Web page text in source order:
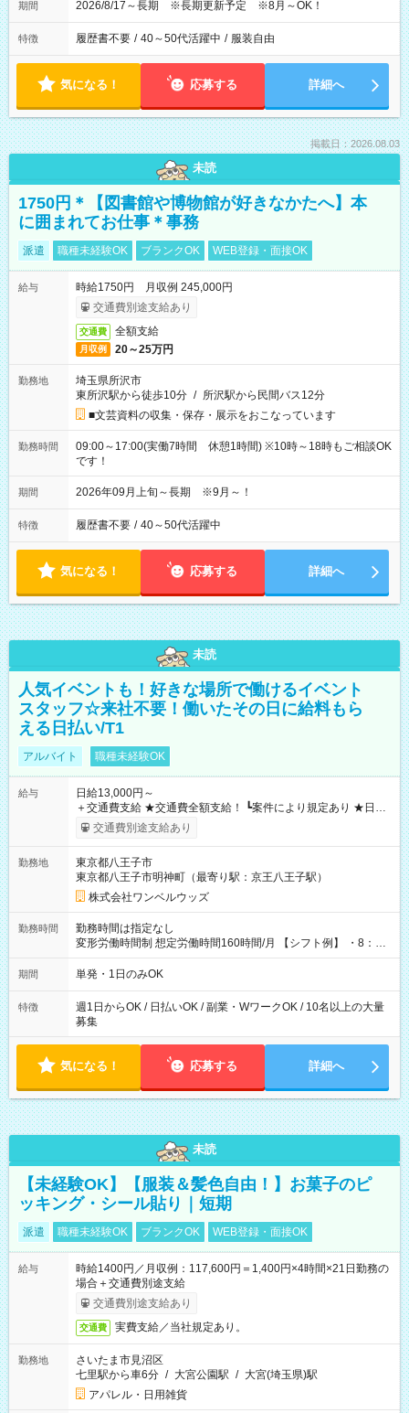
期間 2026/8/17～長期 ※長期更新予定 ※8月～OK！
特徴 履歴書不要 / 40～50代活躍中 / 服装自由
気になる！ 応募する 詳細へ
掲載日：2026.08.03
未読
1750円＊【図書館や博物館が好きなかたへ】本
に囲まれてお仕事＊事務
派遣 職種未経験OK ブランクOK WEB登録・面接OK
給与
時給1750円 月収例 245,000円
交通費別途支給あり
交通費 全額支給
月収例 20～25万円
勤務地
埼玉県所沢市
東所沢駅から徒歩10分 / 所沢駅から民間バス12分
■文芸資料の収集・保存・展示をおこなっています
勤務時間
09:00～17:00(実働7時間 休憩1時間) ※10時～18時もご相談OK
です！
期間 2026年09月上旬～長期 ※9月～！
特徴 履歴書不要 / 40～50代活躍中
気になる！ 応募する 詳細へ
未読
人気イベントも！好きな場所で働けるイベント
スタッフ☆来社不要！働いたその日に給料もら
える日払い/T1
アルバイト 職種未経験OK
給与
日給13,000円～
＋交通費支給 ★交通費全額支給！ ┗案件により規定あり ★日払
いOK！（規定あり） ┗働いたその日に現金GET♪ お仕事後はコ
ンビニATMから 日払い分を引き落とせます！ 【試用期間】試
交通費別途支給あり
勤務地
東京都八王子市
東京都八王子市明神町（最寄り駅：京王八王子駅）
株式会社ワンベルウッズ
勤務時間
勤務時間は指定なし
変形労働時間制 想定労働時間160時間/月 【シフト例】 ・8：00
～21：00
期間 単発・1日のみOK
特徴
週1日からOK / 日払いOK / 副業・WワークOK / 10名以上の大量
募集
気になる！ 応募する 詳細へ
未読
【未経験OK】【服装＆髪色自由！】お菓子のピ
ッキング・シール貼り｜短期
派遣 職種未経験OK ブランクOK WEB登録・面接OK
給与
時給1400円／月収例：117,600円＝1,400円×4時間×21日勤務の
場合＋交通費別途支給
交通費別途支給あり
交通費 実費支給／当社規定あり。
勤務地
さいたま市見沼区
七里駅から車6分 / 大宮公園駅 / 大宮(埼玉県)駅
アパレル・日用雑貨